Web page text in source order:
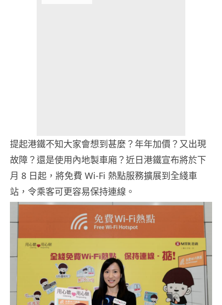
提起港鐵不知大家會想到甚麼？年年加價？又出現
故障？還是使用內地製車廂？近日港鐵宣布將於下
月 8 日起，將免費 Wi-Fi 熱點服務擴展到全綫車
站，令乘客可更容易保持連線。